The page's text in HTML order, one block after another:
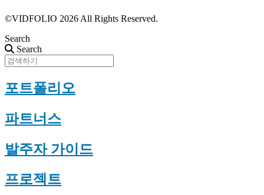
©VIDFOLIO 2026 All Rights Reserved.
Search
Search
포트폴리오
파트너스
발주자 가이드
프로젝트